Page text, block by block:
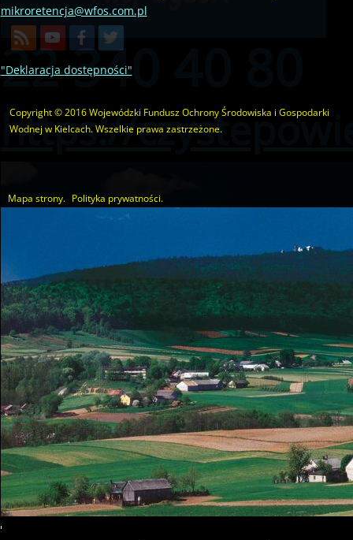
22 340 40 80
https://
mikroretencja@wfos.com.pl
"Deklaracja dostępności"
Copyright © 2016 Wojewódzki Fundusz Ochrony Środowiska i Gospodarki
Wodnej w Kielcach. Wszelkie prawa zastrzeżone.
Mapa strony. Polityka prywatności.
Utworzono przez W.S.ds.IT